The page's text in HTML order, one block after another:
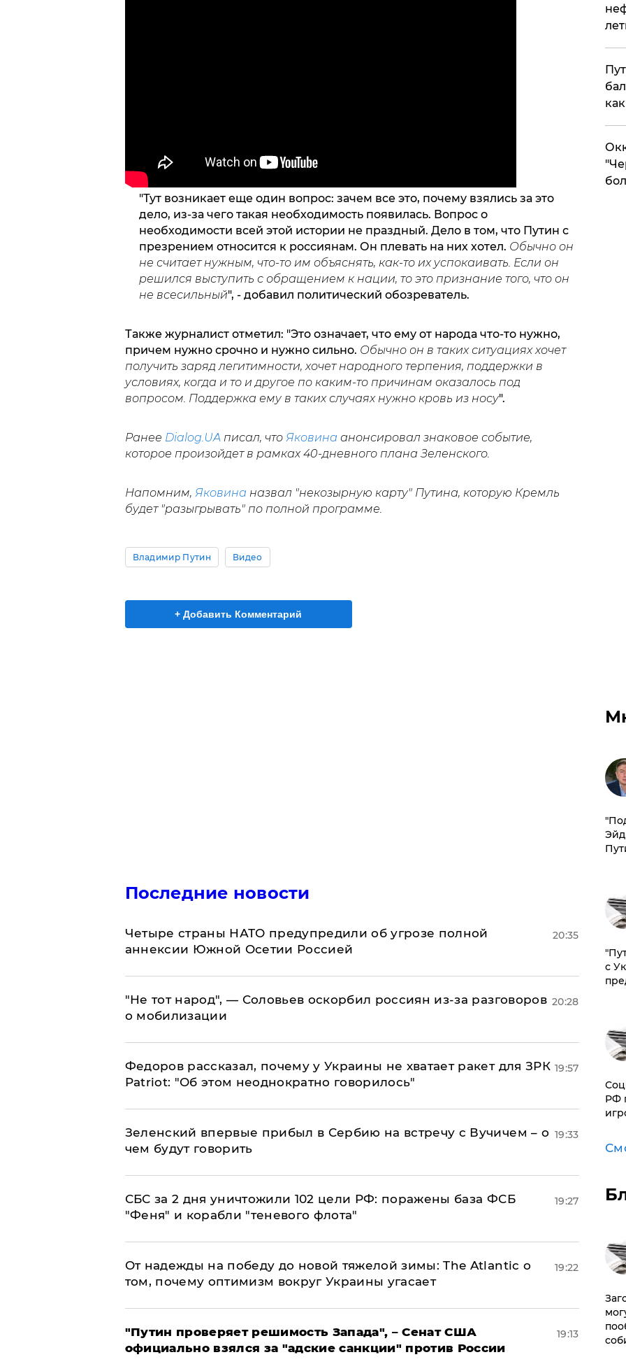
"Тут возникает еще один вопрос: зачем все это, почему взялись за это
дело, из-за чего такая необходимость появилась. Вопрос о
необходимости всей этой истории не праздный. Дело в том, что Путин с
презрением относится к россиянам. Он плевать на них хотел. Обычно он
не считает нужным, что-то им объяснять, как-то их успокаивать. Если он
решился выступить с обращением к нации, то это признание того, что он
не всесильный", - добавил политический обозреватель.
Также журналист отметил: "Это означает, что ему от народа что-то нужно,
причем нужно срочно и нужно сильно. Обычно он в таких ситуациях хочет
получить заряд легитимности, хочет народного терпения, поддержки в
условиях, когда и то и другое по каким-то причинам оказалось под
вопросом. Поддержка ему в таких случаях нужно кровь из носу".
Ранее Dialog.UA писал, что Яковина анонсировал знаковое событие,
которое произойдет в рамках 40-дневного плана Зеленского.
Напомним, Яковина назвал "некозырную карту" Путина, которую Кремль
будет "разыгрывать" по полной программе.
Владимир Путин Видео
+ Добавить Комментарий
Последние новости
Четыре страны НАТО предупредили об угрозе полной
аннексии Южной Осетии Россией
20:35
​"Не тот народ", — Соловьев оскорбил россиян из-за разговоров
о мобилизации
20:28
Федоров рассказал, почему у Украины не хватает ракет для ЗРК
Patriot: "Об этом неоднократно говорилось"
19:57
Зеленский впервые прибыл в Сербию на встречу с Вучичем – о
чем будут говорить
19:33
СБС за 2 дня уничтожили 102 цели РФ: поражены база ФСБ
"Феня" и корабли "теневого флота"
19:27
От надежды на победу до новой тяжелой зимы: The Atlantic о
том, почему оптимизм вокруг Украины угасает
19:22
"Путин проверяет решимость Запада", – Сенат США
официально взялся за "адские санкции" против России
19:13
с
РФ